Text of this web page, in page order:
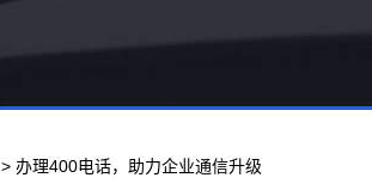
> 办理400电话，助力企业通信升级